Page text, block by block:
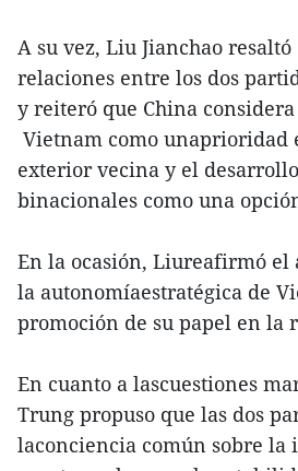
A su vez, Liu Jianchao
relaciones entre los dos
y reiteró que China considera
Vietnam como unaprioridad
exterior vecina y el
binacionales como una
En la ocasión, Liureafirmó el
la autonomíaestratégica de
promoción de su papel en la
En cuanto a lascuestiones
Trung propuso que las dos
laconciencia común sobre la